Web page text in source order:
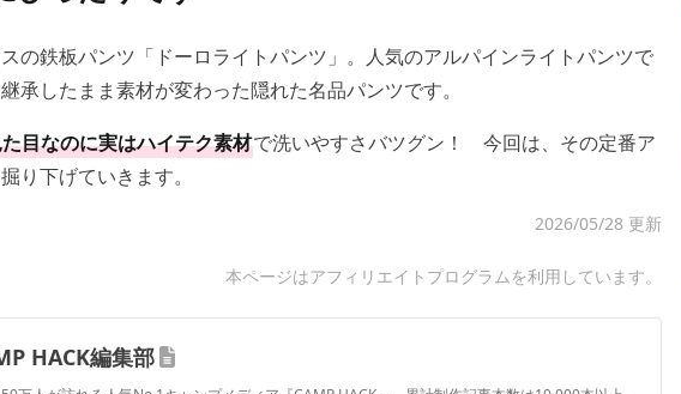
の鉄板パンツ「ドーロライトパンツ」。人気のアルパインライトパンツで
承したまま素材が変わった隠れた名品パンツです。
目なのに実はハイテク素材で洗いやすさバツグン！ 今回は、その定番ア
り下げていきます。
2026/05/28 更新
本ページはアフィリエイトプログラムを利用しています。
HACK編集部